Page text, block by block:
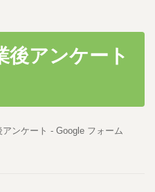
後アンケート
ンケート - Google フォーム